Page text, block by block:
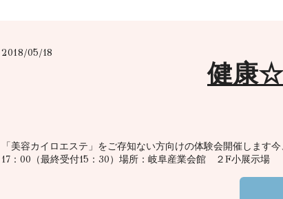
2018/05/18
健康
「美容カイロエステ」をご存知ない方向けの体験会開催しま
17：00（最終受付15：30）場所：岐阜産業会館 ２F小展